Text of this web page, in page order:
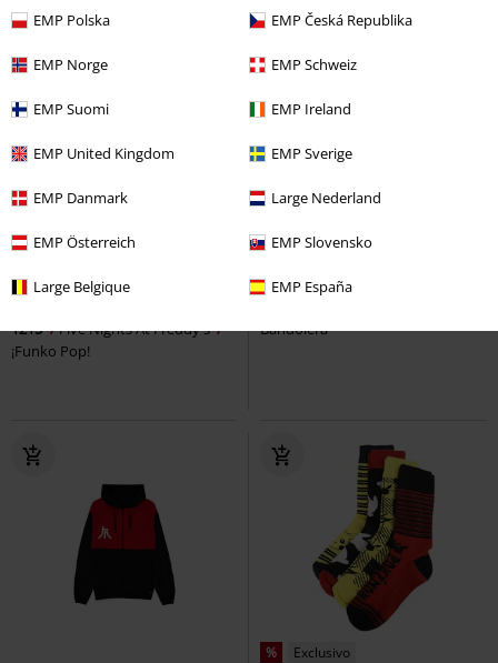
EMP Polska EMP Česká Republika
EMP Norge EMP Schweiz
EMP Suomi EMP Ireland
EMP United Kingdom EMP Sverige
EMP Danmark Large Nederland
EMP Österreich EMP Slovensko
Large Belgique EMP España
%
14,99 €
1215
Five Nights At Freddy's
¡Funko Pop!
PVPR
41,99 €
Bandolera
% Exclusivo